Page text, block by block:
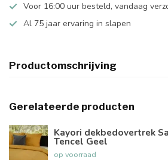
Voor 16:00 uur besteld, vandaag
Al 75 jaar ervaring in slapen
Productomschrijving
Gerelateerde producten
Kayori dekbedovertrek
Tencel Geel
op voorraad